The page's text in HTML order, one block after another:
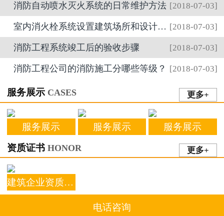
[2018-07-03]
消防自动喷水灭火系统的日常维护方法
[2018-07-03]
室内消火栓系统设置建筑场所和设计要求
[2018-07-03]
消防工程系统竣工后的验收步骤
[2018-07-03]
消防工程公司的消防施工分哪些等级？
服务展示 CASES 更多+
服务展示 服务展示 服务展示
资质证书 HONOR 更多+
建筑企业资质证书
电话咨询